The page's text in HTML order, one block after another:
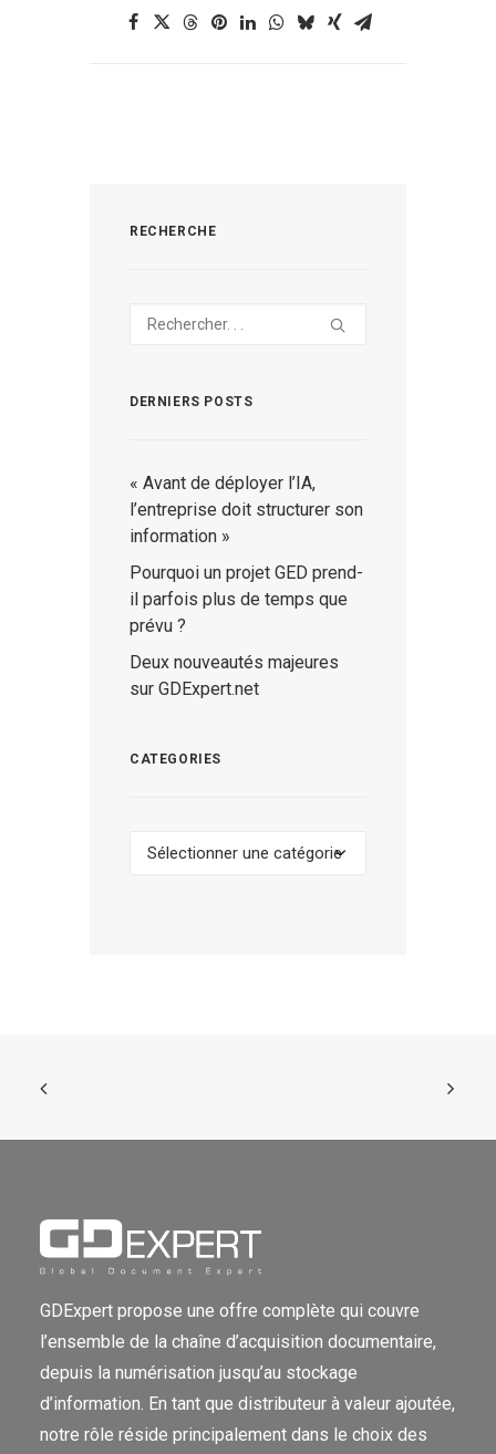
RECHERCHE
DERNIERS POSTS
« Avant de déployer l’IA,
l’entreprise doit structurer son
information »
Pourquoi un projet GED prend-
il parfois plus de temps que
prévu ?
Deux nouveautés majeures
sur GDExpert.net
CATEGORIES
Categories
GDExpert propose une offre complète qui couvre
l’ensemble de la chaîne d’acquisition documentaire,
depuis la numérisation jusqu’au stockage
d’information. En tant que distributeur à valeur ajoutée,
notre rôle réside principalement dans le choix des